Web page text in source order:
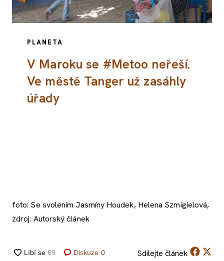
PLANETA
V Maroku se #Metoo neřeší.
Ve městě Tanger už zasáhly
úřady
foto: Se svolením Jasmíny Houdek, Helena Szmigielová,
zdroj: Autorský článek
Diskuze 0 Sdílejte článek